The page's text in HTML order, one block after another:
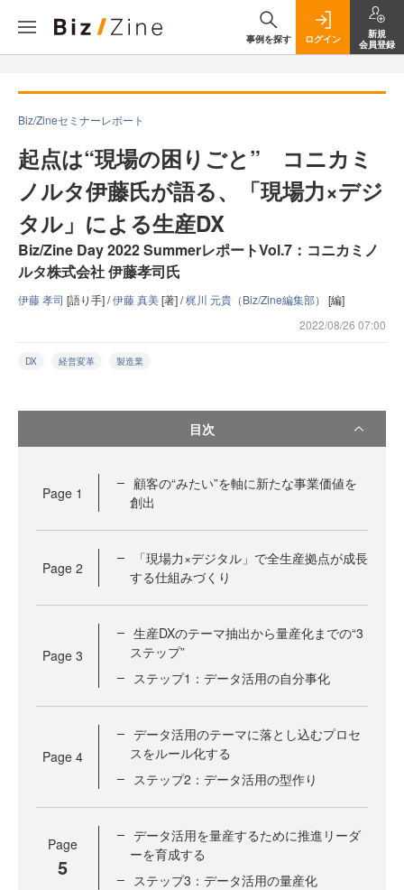
事例を探す ログイン
新規
会員登録
Biz/Zineセミナーレポート
起点は“現場の困りごと” コニカミ
ノルタ伊藤氏が語る、「現場力×デジ
タル」による生産DX
Biz/Zine Day 2022 SummerレポートVol.7：コニカミノ
ルタ株式会社 伊藤孝司氏
伊藤 孝司 [語り手] /伊藤 真美[著] /梶川 元貴（Biz/Zine編集部） [編]
2022/08/26 07:00
DX 経営変革 製造業
目次
Page 1
顧客の“みたい”を軸に新たな事業価値を
創出
Page 2
「現場力×デジタル」で全生産拠点が成長
する仕組みづくり
Page 3
生産DXのテーマ抽出から量産化までの“3
ステップ”
ステップ1：データ活用の自分事化
Page 4
データ活用のテーマに落とし込むプロセ
スをルール化する
ステップ2：データ活用の型作り
Page
5
データ活用を量産するために推進リーダ
ーを育成する
ステップ3：データ活用の量産化